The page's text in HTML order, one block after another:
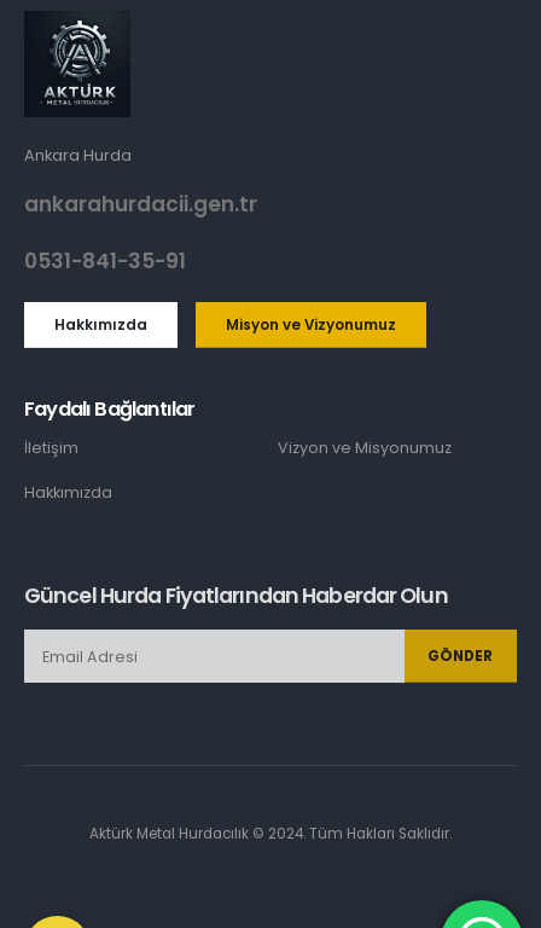
Ankara Hurda
ankarahurdacii.gen.tr
0531-841-35-91
Hakkımızda Misyon ve Vizyonumuz
Faydalı Bağlantılar
İletişim
Hakkımızda
Vizyon ve Misyonumuz
Güncel Hurda Fiyatlarından Haberdar Olun
GÖNDER
Aktürk Metal Hurdacılık © 2024. Tüm Hakları Saklıdır.